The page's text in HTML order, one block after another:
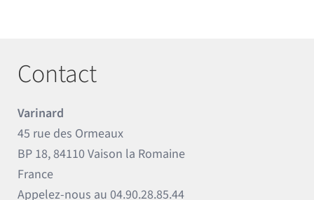
Contact
Varinard
45 rue des Ormeaux
BP 18, 84110 Vaison la Romaine
France
Appelez-nous au04.90.28.85.44